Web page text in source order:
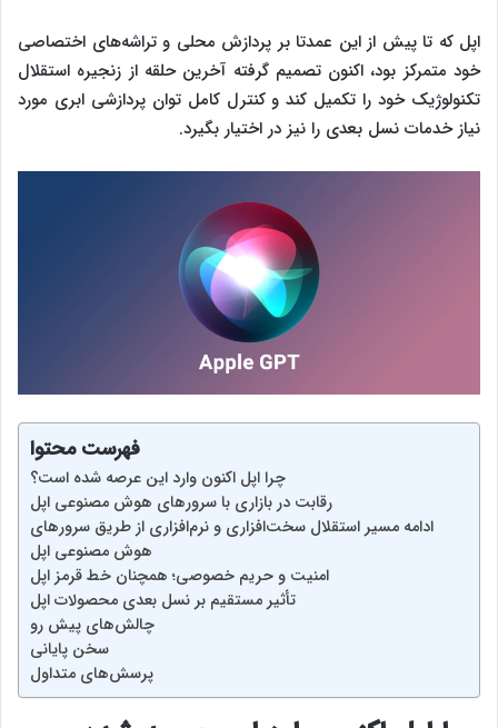
اپل که تا پیش از این عمدتا بر پردازش محلی و تراشه‌های اختصاصی
خود متمرکز بود، اکنون تصمیم گرفته آخرین حلقه از زنجیره استقلال
تکنولوژیک خود را تکمیل کند و کنترل کامل توان پردازشی ابری مورد
نیاز خدمات نسل بعدی را نیز در اختیار بگیرد.
فهرست محتوا
چرا اپل اکنون وارد این عرصه شده است؟
رقابت در بازاری با سرورهای هوش مصنوعی اپل
ادامه مسیر استقلال سخت‌افزاری و نرم‌افزاری از طریق سرورهای
هوش مصنوعی اپل
امنیت و حریم خصوصی؛ همچنان خط قرمز اپل
تأثیر مستقیم بر نسل بعدی محصولات اپل
چالش‌های پیش رو
سخن پایانی
پرسش‌های متداول